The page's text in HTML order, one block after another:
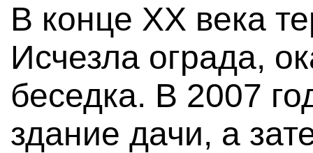
В конце XX века
Исчезла ограда,
беседка. В 2007
здание дачи, а